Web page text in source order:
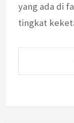
yang ada di
tingkat